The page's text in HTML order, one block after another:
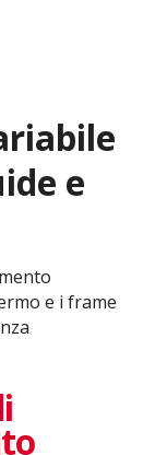
e
e i frame